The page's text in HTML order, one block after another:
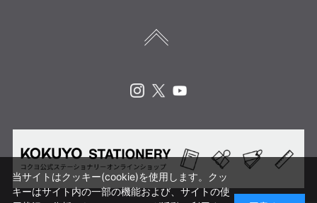
当サイトはクッキー(cookie)を使用します。クッ
キーはサイト内の一部の機能および、サイトの使